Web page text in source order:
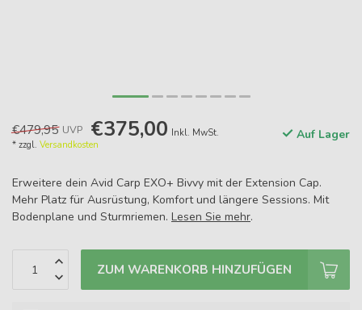
€479,95 UVP €375,00 Inkl. MwSt.
* zzgl. Versandkosten
Auf Lager
Erweitere dein Avid Carp EXO+ Bivvy mit der Extension Cap.
Mehr Platz für Ausrüstung, Komfort und längere Sessions. Mit
Bodenplane und Sturmriemen. Lesen Sie mehr.
ZUM WARENKORB HINZUFÜGEN